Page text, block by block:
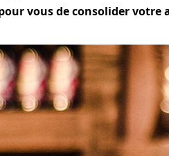
vous de consolider